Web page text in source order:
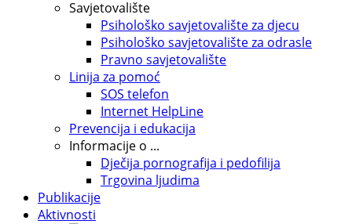
Savjetovalište
Psihološko savjetovalište za djecu
Psihološko savjetovalište za odrasle
Pravno savjetovalište
Linija za pomoć
SOS telefon
Internet HelpLine
Prevencija i edukacija
Informacije o ...
Dječija pornografija i pedofilija
Trgovina ljudima
Publikacije
Aktivnosti